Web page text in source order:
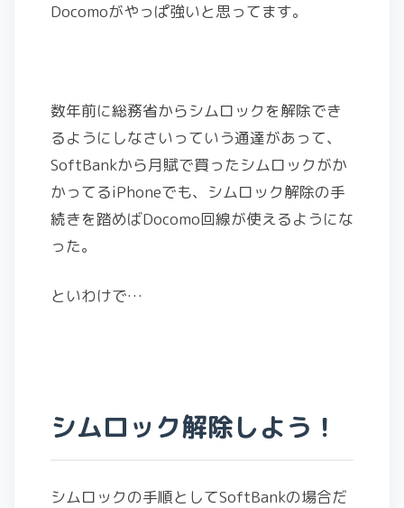
Docomoがやっぱ強いと思ってます。
数年前に総務省からシムロックを解除でき
るようにしなさいっていう通達があって、
SoftBankから月賦で買ったシムロックがか
かってるiPhoneでも、シムロック解除の手
続きを踏めばDocomo回線が使えるようにな
った。
といわけで…
シムロック解除しよう！
シムロックの手順としてSoftBankの場合だ